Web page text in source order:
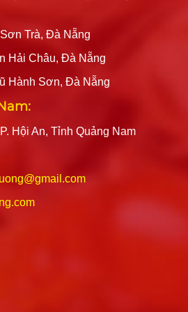
Trà, Đà Nẵng
Hải Châu, Đà Nẵng
Hành Sơn, Đà Nẵng
Hội An, Tỉnh Quảng Nam